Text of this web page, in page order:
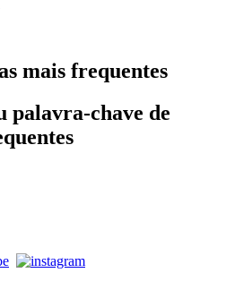
mais frequentes
chave de